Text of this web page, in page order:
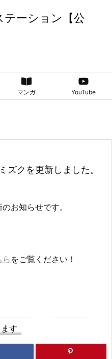
テーション【公
マンガ YouTube
ズクを更新しました。
お知らせです。
らをご覧ください！
す